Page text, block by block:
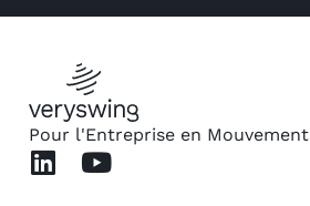
Pour l'Entreprise en Mouvement